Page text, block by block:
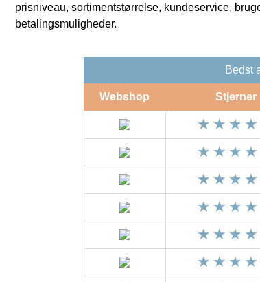
prisniveau, sortimentstørrelse, kundeservice,
betalingsmuligheder.
Bedst
Webshop Stjerner